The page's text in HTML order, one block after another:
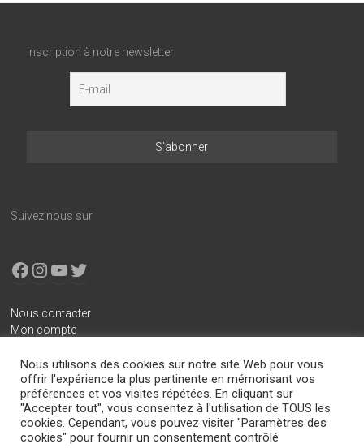
Inscription à notre newsletter
Suivez nous sur
Facebook
Instagram
YouTube
X
Nous contacter
Mon compte
Conditions générales de vente
Mentions légales
Politique de confidentialité
Nous utilisons des cookies sur notre site Web pour vous
offrir l'expérience la plus pertinente en mémorisant vos
préférences et vos visites répétées. En cliquant sur
"Accepter tout", vous consentez à l'utilisation de TOUS les
cookies. Cependant, vous pouvez visiter "Paramètres des
cookies" pour fournir un consentement contrôlé